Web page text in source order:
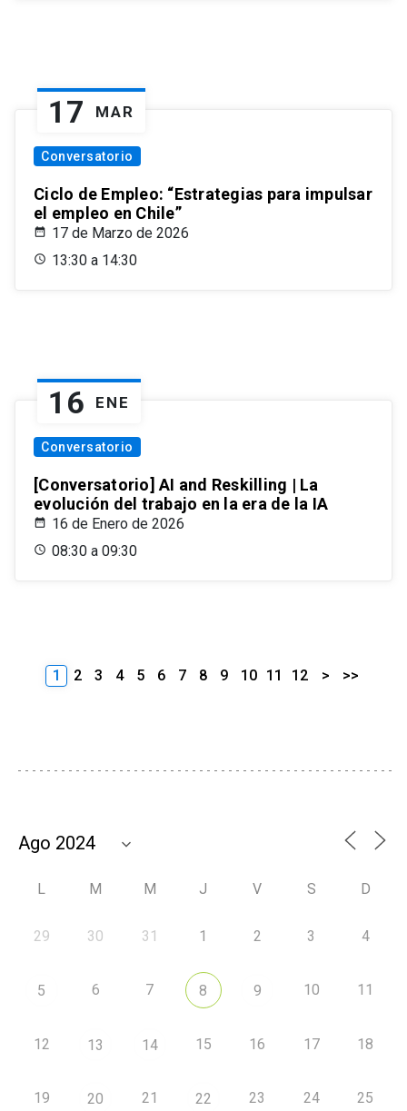
17 MAR
Conversatorio
Ciclo de Empleo: “Estrategias para impulsar
el empleo en Chile”
17 de Marzo de 2026
13:30 a 14:30
16 ENE
Conversatorio
[Conversatorio] AI and Reskilling | La
evolución del trabajo en la era de la IA
16 de Enero de 2026
08:30 a 09:30
1 2 3 4 5 6 7 8 9 10 11 12 > >>
L M M J V S D
29 30 31 1 2 3 4
5 6 7 8 9 10 11
12 13 14 15 16 17 18
19 20 21 22 23 24 25